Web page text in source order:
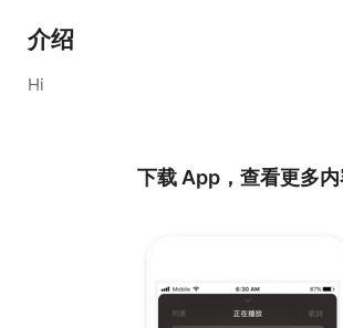
介绍
Hi
下载 App，查看更多